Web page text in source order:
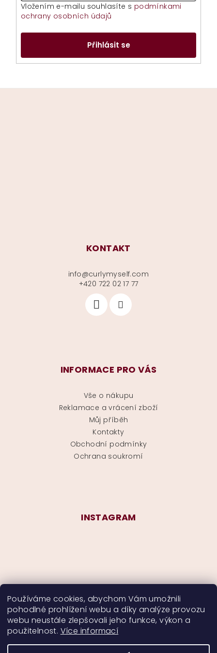
Používáme cookies, abychom Vám umožnili
pohodlné prohlížení webu a díky analýze provozu
webu neustále zlepšovali jeho funkce, výkon a
použitelnost. Více informací
Vložením e-mailu souhlasíte s podmínkami
ochrany osobních údajů
Přihlásit se
KONTAKT
info@curlymyself.com
+420 722 02 17 77
INFORMACE PRO VÁS
Vše o nákupu
Reklamace a vrácení zboží
Můj příběh
Kontakty
Obchodní podmínky
Ochrana soukromí
INSTAGRAM
Sledovat na Instagramu